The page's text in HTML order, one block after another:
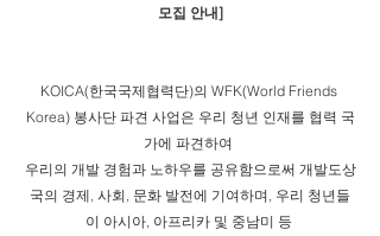
모집 안내]
KOICA(한국국제협력단)의 WFK(World Friends
Korea) 봉사단 파견 사업은 우리 청년 인재를 협력 국
가에 파견하여
우리의 개발 경험과 노하우를 공유함으로써 개발도상
국의 경제, 사회, 문화 발전에 기여하며, 우리 청년들
이 아시아, 아프리카 및 중남미 등